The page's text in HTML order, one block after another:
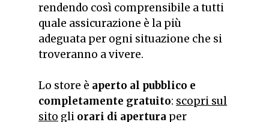
rendendo così comprensibile a tutti
quale assicurazione è la più
adeguata per ogni situazione che si
troveranno a vivere.
Lo store è aperto al pubblico e
completamente gratuito: scopri sul
sito gli orari di apertura per